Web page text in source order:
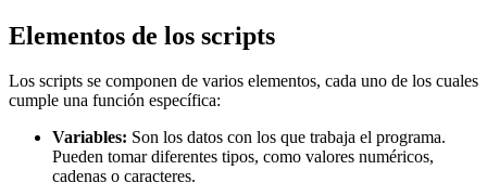
Elementos de los scripts
Los scripts se componen de varios elementos, cada uno de los cuales
cumple una función específica:
Variables: Son los datos con los que trabaja el programa.
Pueden tomar diferentes tipos, como valores numéricos,
cadenas o caracteres.